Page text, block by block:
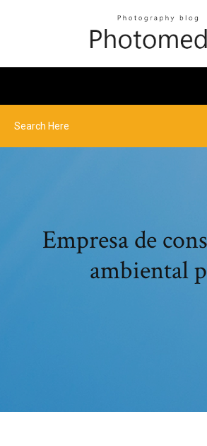
Empresa de
ambiental